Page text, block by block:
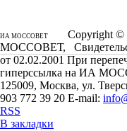
ИА МОССОВЕТ
Copyright ©
МОССОВЕТ,
от 02.02.2001 При
гиперссылка на ИА
125009, Москва, ул.
903 772 39 20 E-mail:
RSS
В закладки